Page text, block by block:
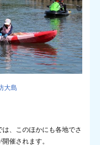
大島
、このほかにも各地でさ
催されます。